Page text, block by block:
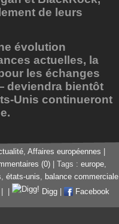
de leurs
évolution
actuelles, la
les échanges
deviendra bientôt
Unis continueront
, Affaires européennes
(0) | Tags : europe,
, états-unis, balance commerciale
Digg Facebook